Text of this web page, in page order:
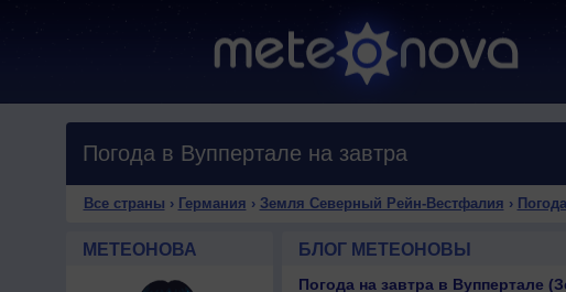
Погода в Вуппертале на завтра
Все страны › Германия › Земля Северный Рейн-Вестфалия ›
МЕТЕОНОВА БЛОГ МЕТЕОНОВЫ